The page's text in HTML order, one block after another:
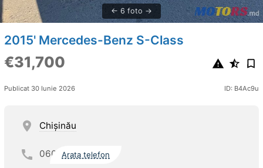
6 foto
2015' Mercedes-Benz S-Class
€31,700
Publicat 30 Iunie 2026 ID: B4Ac9u
Chişinău
060 Arata telefon